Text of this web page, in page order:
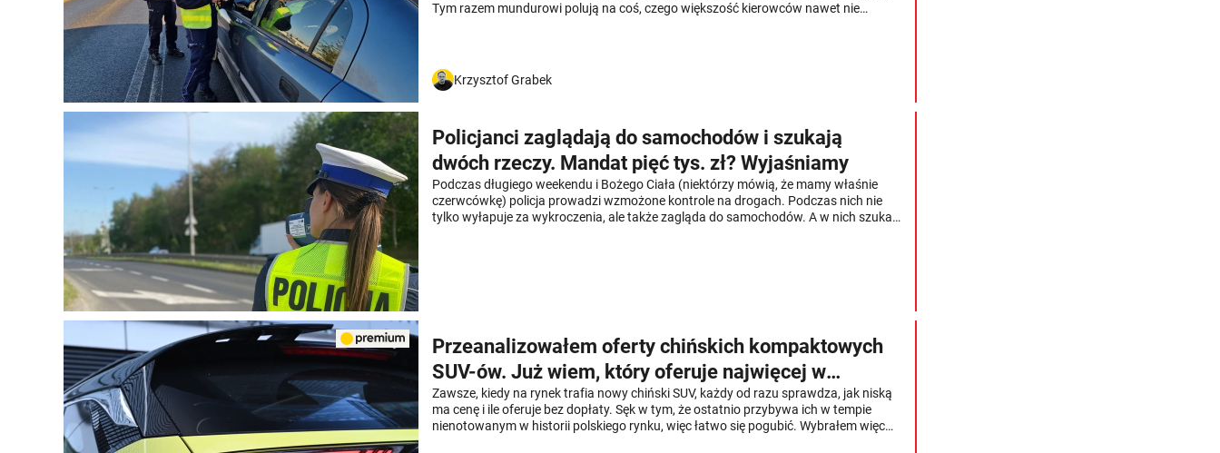
Tym razem mundurowi polują na coś, czego większość kierowców nawet nie
Krzysztof Grabek
Policjanci zaglądają do samochodów i szukają
dwóch rzeczy. Mandat pięć tys. zł? Wyjaśniamy
Podczas długiego weekendu i Bożego Ciała (niektórzy mówią, że mamy właśnie
czerwcówkę) policja prowadzi wzmożone kontrole na drogach. Podczas nich nie
tylko wyłapuje za wykroczenia, ale także zagląda do samochodów. A w nich szuka
Przeanalizowałem oferty chińskich kompaktowych
SUV-ów. Już wiem, który oferuje najwięcej w
najniższej cenie
Zawsze, kiedy na rynek trafia nowy chiński SUV, każdy od razu sprawdza, jak niską
ma cenę i ile oferuje bez dopłaty. Sęk w tym, że ostatnio przybywa ich w tempie
nienotowanym w historii polskiego rynku, więc łatwo się pogubić. Wybrałem więc